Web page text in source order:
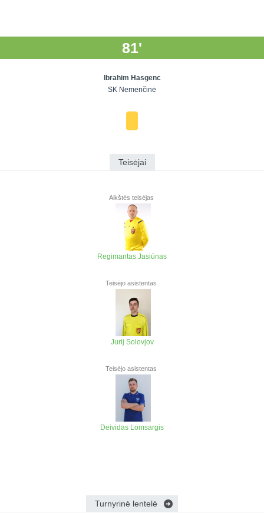
81'
Ibrahim Hasgenc
SK Nemenčinė
Teisėjai
Aikštės teisėjas
Regimantas Jasiūnas
Teisėjo asistentas
Jurij Solovjov
Teisėjo asistentas
Deividas Lomsargis
Turnyrinė lentelė